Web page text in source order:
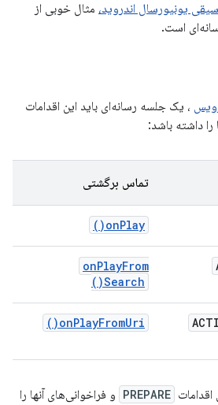
یونیورسال اندروید، مثال خوبی از
است.
، یک جلسه رسانه‌ای باید این اقدامات
را داشته باشد:
تماس برگشتی
onPlay(
)
onPlayFrom
Search(
)
onPlayFromUri(
)
PREPARE و فراخوانی‌های آنها را